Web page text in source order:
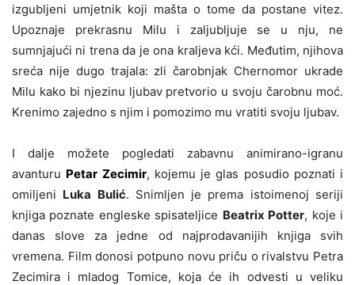
izgubljeni umjetnik koji mašta o tome da postane vitez.
Upoznaje prekrasnu Milu i zaljubljuje se u nju, ne
sumnjajući ni trena da je ona kraljeva kći. Međutim, njihova
sreća nije dugo trajala: zli čarobnjak Chernomor ukrade
Milu kako bi njezinu ljubav pretvorio u svoju čarobnu moć.
Krenimo zajedno s njim i pomozimo mu vratiti svoju ljubav.
I dalje možete pogledati zabavnu animirano-igranu
avanturu Petar Zecimir, kojemu je glas posudio poznati i
omiljeni Luka Bulić. Snimljen je prema istoimenoj seriji
knjiga poznate engleske spisateljice Beatrix Potter, koje i
danas slove za jedne od najprodavanijih knjiga svih
vremena. Film donosi potpuno novu priču o rivalstvu Petra
Zecimira i mladog Tomice, koja će ih odvesti u veliku